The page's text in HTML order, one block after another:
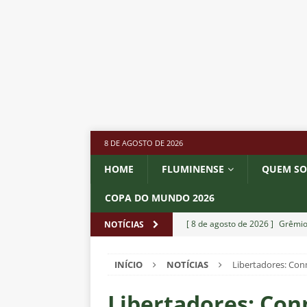
8 DE AGOSTO DE 2026
HOME FLUMINENSE QUEM
COPA DO MUNDO 2026
NOTÍCIAS [ 8 de agosto de 2026 ]
[ 8 de agosto de 2026 ]
contra o Botafogo; veja o time
INÍCIO NOTÍCIAS Libertadores: